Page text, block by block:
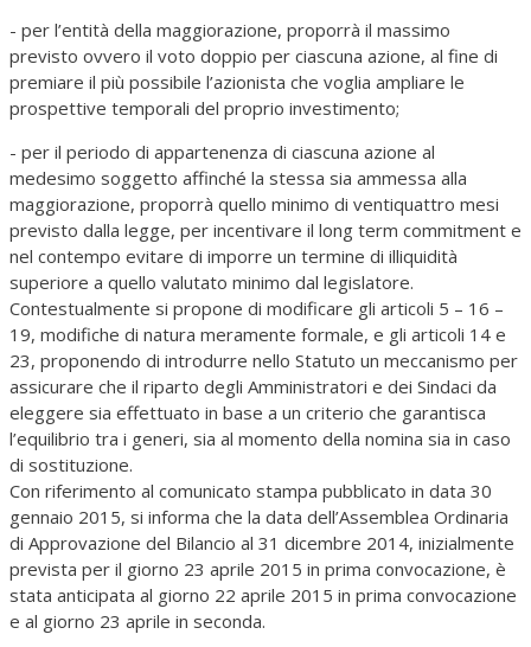
- per l’entità della maggiorazione, proporrà il massimo
previsto ovvero il voto doppio per ciascuna azione, al fine di
premiare il più possibile l’azionista che voglia ampliare le
prospettive temporali del proprio investimento;
- per il periodo di appartenenza di ciascuna azione al
medesimo soggetto affinché la stessa sia ammessa alla
maggiorazione, proporrà quello minimo di ventiquattro mesi
previsto dalla legge, per incentivare il long term commitment e
nel contempo evitare di imporre un termine di illiquidità
superiore a quello valutato minimo dal legislatore.
Contestualmente si propone di modificare gli articoli 5 – 16 –
19, modifiche di natura meramente formale, e gli articoli 14 e
23, proponendo di introdurre nello Statuto un meccanismo per
assicurare che il riparto degli Amministratori e dei Sindaci da
eleggere sia effettuato in base a un criterio che garantisca
l’equilibrio tra i generi, sia al momento della nomina sia in caso
di sostituzione.
Con riferimento al comunicato stampa pubblicato in data 30
gennaio 2015, si informa che la data dell’Assemblea Ordinaria
di Approvazione del Bilancio al 31 dicembre 2014, inizialmente
prevista per il giorno 23 aprile 2015 in prima convocazione, è
stata anticipata al giorno 22 aprile 2015 in prima convocazione
e al giorno 23 aprile in seconda.